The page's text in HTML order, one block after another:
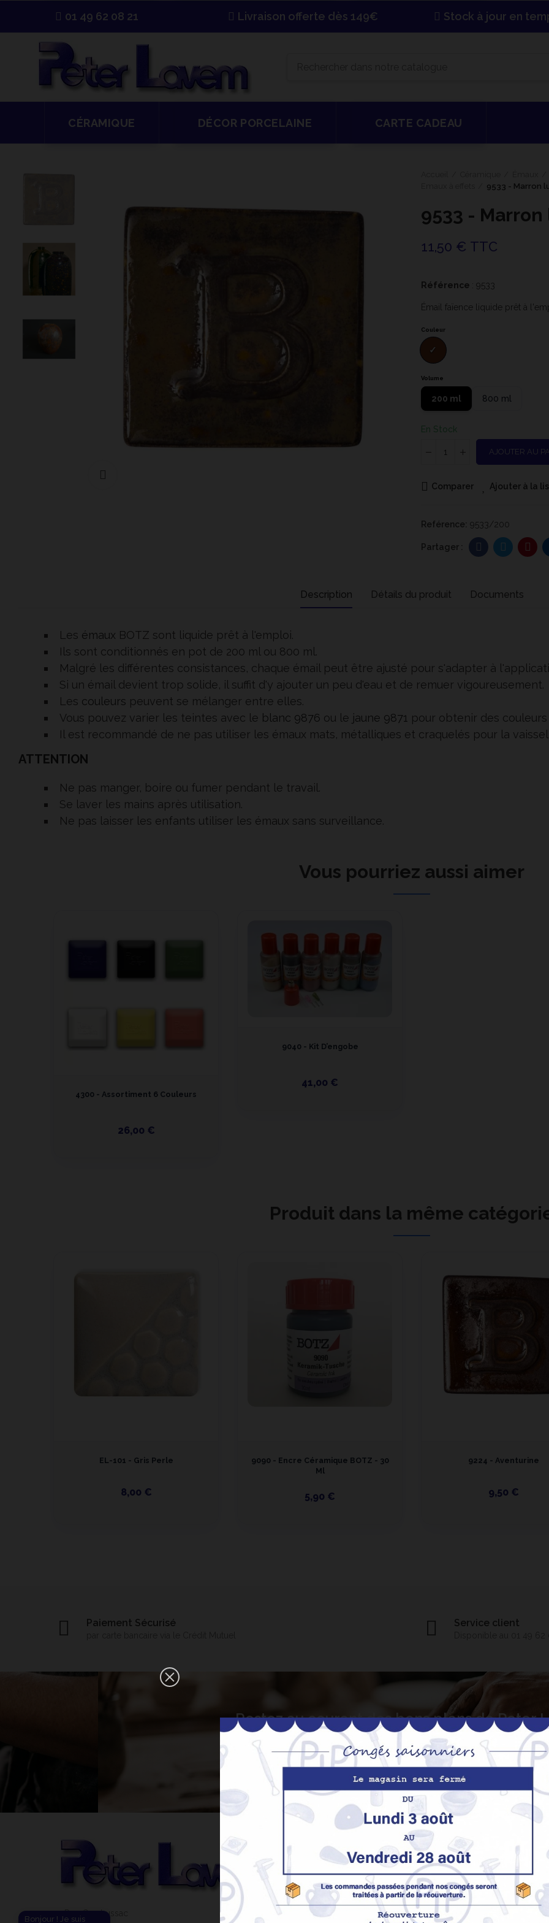
01 49 62 08 21 Livraison offerte dès 149€ Stock à jour en
CÉRAMIQUE DÉCOR PORCELAINE CARTE CADEAU
9533 - Marron
9533 -
11,50 € TTC
Référence : 9533
Émail faïence liquide prêt à
Couleur
Volume
200 ml 800 ml
En Stock
AJOUTER AU
Comparer Ajouter à la
Reférence: 9533/200
Description Détails du produit Documents
Les émaux BOTZ sont liquide prêt à l'emploi.
Ils sont conditionnés en pot de 200 ml ou 800 ml.
Malgré les différentes consistances, chaque émail peut être ajusté pour s'adapter à
Si un émail devient trop solide, il suffit d'y ajouter un peu d'eau et de remuer vigoureusement.
Les couleurs peuvent se mélanger entre elles.
Vous pouvez varier les teintes avec le blanc 9876 ou le jaune 9871 pour obtenir des
Il est recommandé de ne pas utiliser les émaux mats, métalliques et craquelés pour la
ATTENTION
Ne pas manger, boire ou fumer pendant le travail.
Se laver les mains après utilisation.
Ne pas laisser les enfants utiliser les émaux sans surveillance.
Vous pourriez aussi aimer
4300 - Assortiment 6 Couleurs
26,00 €
9040 - Kit D’engobe
41,00 €
Produit dans la même
EL-101 - Gris Perle
8,00 €
9090 - Encre Céramique BOTZ - 30
Ml
5,90 €
9224 - Aventurine
9,50 €
Bonjour ! Je suis
Paiement Sécurisé Service client
Restez au courant des bons plans de Peter
31 Rue Gay Lussac
Nos produits
Promotions
Nouveaux produits
Meilleures ventes